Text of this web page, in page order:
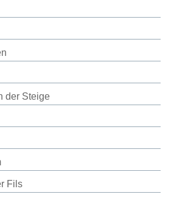
der Steige
Fils